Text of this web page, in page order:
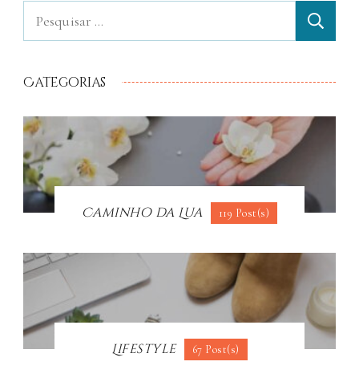
Categorias
Caminho da Lua 119 Post(s)
Lifestyle 67 Post(s)